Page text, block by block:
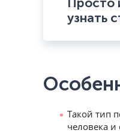
узнать
Такой тип
человека